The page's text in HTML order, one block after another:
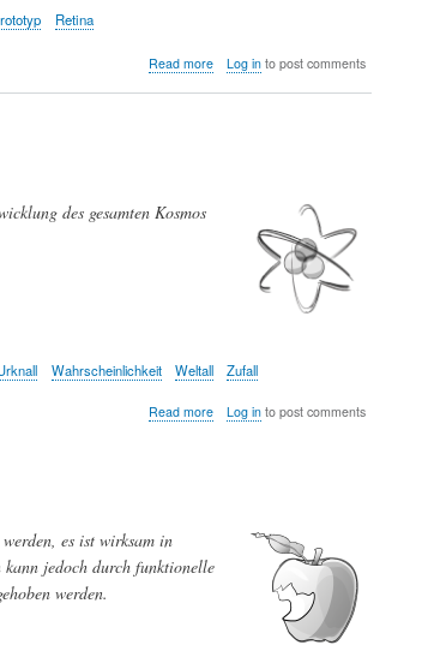
Retina
Read moreabout
Log into post comments
des gesamten Kosmos
Wahrscheinlichkeit Weltall Zufall
Read moreabout
Log into post comments
es ist wirksam in
jedoch durch funktionelle
werden.